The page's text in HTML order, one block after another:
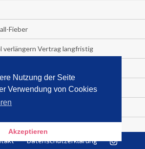
Nutzung der Seite
Verwendung von Cookies
Akzeptieren
Fieber
verlängern Vertrag langfristig
2018
verlängern vorzeitig Zusammenarbeit
Datenschutzerklärung